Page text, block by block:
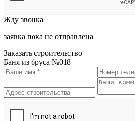
Жду звонка
заявка пока не отправлена
Заказать строительство
Баня из бруса №018